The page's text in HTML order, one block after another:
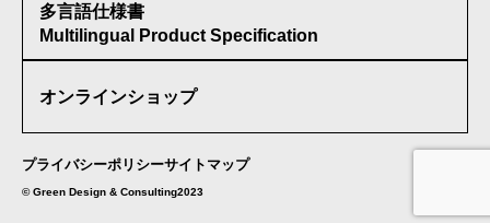
受賞歴
多言語仕様書
Multilingual Product Specification
オンラインショップ
プライバシーポリシーサイトマップ
©︎ Green Design & Consulting2023